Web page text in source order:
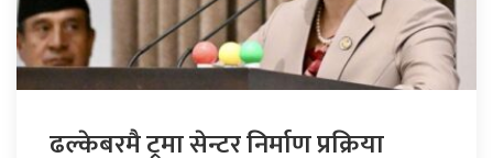
ढल्केबरमै ट्रमा सेन्टर निर्माण प्रक्रिया